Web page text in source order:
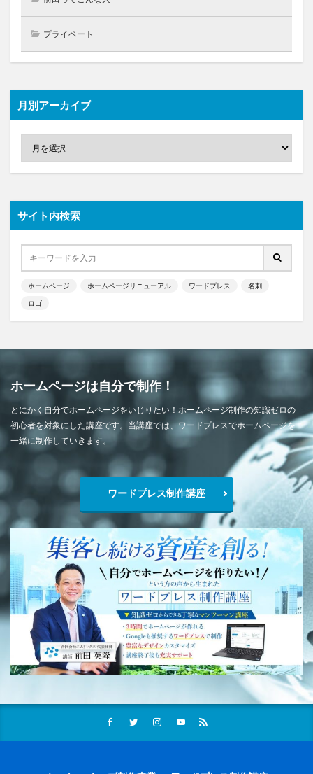
プライベート
月別アーカイブ
サイト内検索
ホームページ ホームページリニューアル ワードプレス 名刺
ロゴ
ホームページは自分で制作！
とにかく自分でホームページをいじりたい！ホームページ制作の知識ゼロの
初心者を対象にした講座です。当講座では、ワードプレスでホームページを
一緒に制作していきます。
ワードプレス制作講座